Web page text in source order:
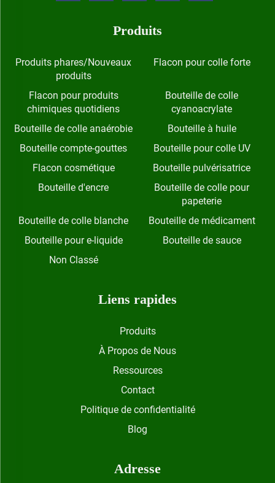
Produits
Produits phares/Nouveaux
produits
Flacon pour colle forte
Flacon pour produits
chimiques quotidiens
Bouteille de colle
cyanoacrylate
Bouteille de colle anaérobie
Bouteille à huile
Bouteille compte-gouttes
Bouteille pour colle UV
Flacon cosmétique
Bouteille pulvérisatrice
Bouteille d'encre
Bouteille de colle pour
papeterie
Bouteille de colle blanche
Bouteille de médicament
Bouteille pour e-liquide
Bouteille de sauce
Non Classé
Liens rapides
Produits
À Propos de Nous
Ressources
Contact
Politique de confidentialité
Blog
Adresse